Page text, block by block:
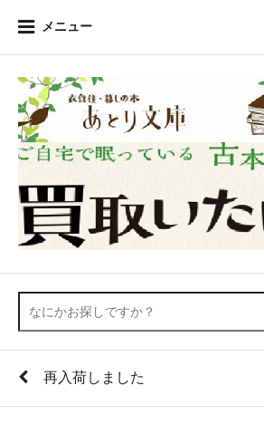
メニュー
再入荷しました